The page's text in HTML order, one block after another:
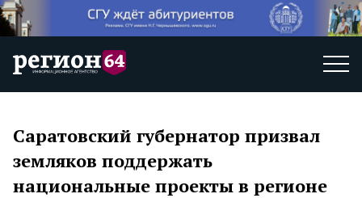
Саратовский губернатор призвал
земляков поддержать
национальные проекты в регионе